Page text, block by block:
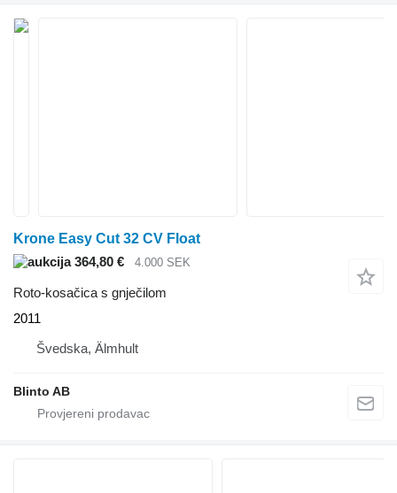
Krone Easy Cut 32 CV Float
364,80 €
4.000 SEK
Roto-kosačica s gnječilom
2011
Švedska, Älmhult
Blinto AB